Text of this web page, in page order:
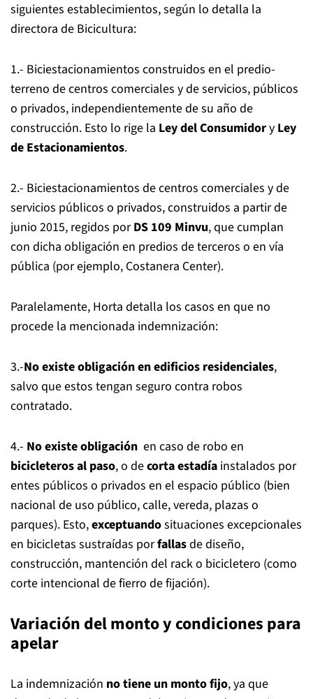
siguientes establecimientos, según lo detalla la
directora de Bicicultura:
1.- Biciestacionamientos construidos en el predio-
terreno de centros comerciales y de servicios, públicos
o privados, independientemente de su año de
construcción. Esto lo rige la Ley del Consumidory Ley
de Estacionamientos.
2.- Biciestacionamientos de centros comerciales y de
servicios públicos o privados, construidos a partir de
junio 2015, regidos porDS 109 Minvu, que cumplan
con dicha obligación en predios de terceros o en vía
pública (por ejemplo, Costanera Center).
Paralelamente, Horta detalla los casos en que no
procede la mencionada indemnización:
3.-No existe obligación en edificios residenciales,
salvo que estos tengan seguro contra robos
contratado.
4.- No existeobligación en caso de robo en
bicicleteros al paso, o decorta estadía instalados por
entes públicos o privados en el espacio público (bien
nacional de uso público, calle, vereda, plazas o
parques). Esto,exceptuandosituaciones excepcionales
en bicicletas sustraídas porfallasde diseño,
construcción, mantención del rack o bicicletero (como
corte intencional de fierro de fijación).
Variación del monto y condiciones para
apelar
La indemnización no tiene un monto fijo, ya que